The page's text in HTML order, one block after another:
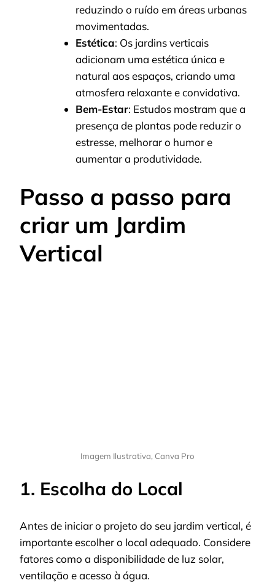
reduzindo o ruído em áreas urbanas
movimentadas.
Estética: Os jardins verticais
adicionam uma estética única e
natural aos espaços, criando uma
atmosfera relaxante e convidativa.
Bem-Estar: Estudos mostram que a
presença de plantas pode reduzir o
estresse, melhorar o humor e
aumentar a produtividade.
Passo a passo para
criar um Jardim
Vertical
Imagem Ilustrativa, Canva Pro
1. Escolha do Local
Antes de iniciar o projeto do seu jardim vertical, é
importante escolher o local adequado. Considere
fatores como a disponibilidade de luz solar,
ventilação e acesso à água.